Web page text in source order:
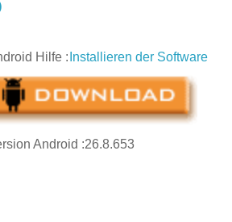
Hilfe: Installieren der Software
Android :26.8.653